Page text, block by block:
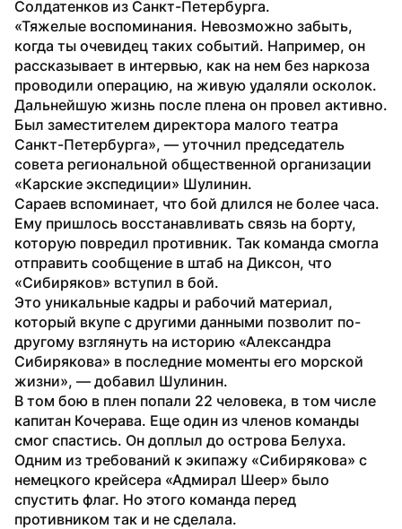
Солдатенков из Санкт-Петербурга.
«Тяжелые воспоминания. Невозможно забыть,
когда ты очевидец таких событий. Например, он
рассказывает в интервью, как на нем без наркоза
проводили операцию, на живую удаляли осколок.
Дальнейшую жизнь после плена он провел активно.
Был заместителем директора малого театра
Санкт-Петербурга», — уточнил председатель
совета региональной общественной организации
«Карские экспедиции» Шулинин.
Сараев вспоминает, что бой длился не более часа.
Ему пришлось восстанавливать связь на борту,
которую повредил противник. Так команда смогла
отправить сообщение в штаб на Диксон, что
«Сибиряков» вступил в бой.
Это уникальные кадры и рабочий материал,
который вкупе с другими данными позволит по-
другому взглянуть на историю «Александра
Сибирякова» в последние моменты его морской
жизни», — добавил Шулинин.
В том бою в плен попали 22 человека, в том числе
капитан Кочерава. Еще один из членов команды
смог спастись. Он доплыл до острова Белуха.
Одним из требований к экипажу «Сибирякова» с
немецкого крейсера «Адмирал Шеер» было
спустить флаг. Но этого команда перед
противником так и не сделала.